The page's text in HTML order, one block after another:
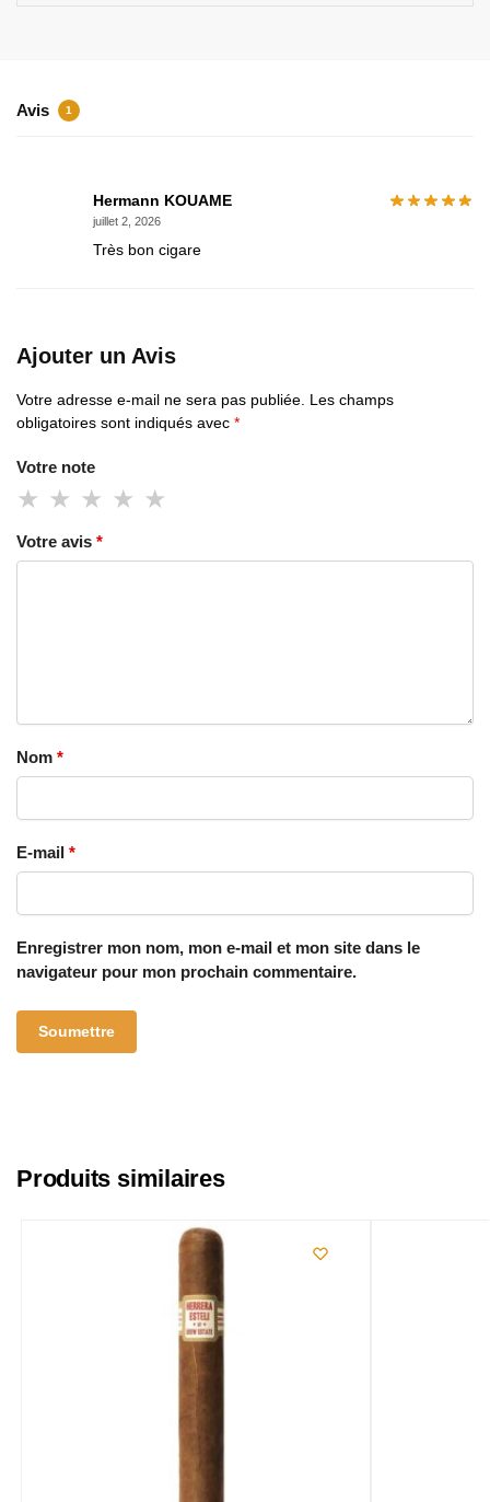
Avis 1
Hermann KOUAME
juillet 2, 2026
Très bon cigare
Ajouter un Avis
Votre adresse e-mail ne sera pas publiée. Les champs
obligatoires sont indiqués avec *
Votre note
Votre avis *
Nom *
E-mail *
Enregistrer mon nom, mon e-mail et mon site dans le
navigateur pour mon prochain commentaire.
Produits similaires